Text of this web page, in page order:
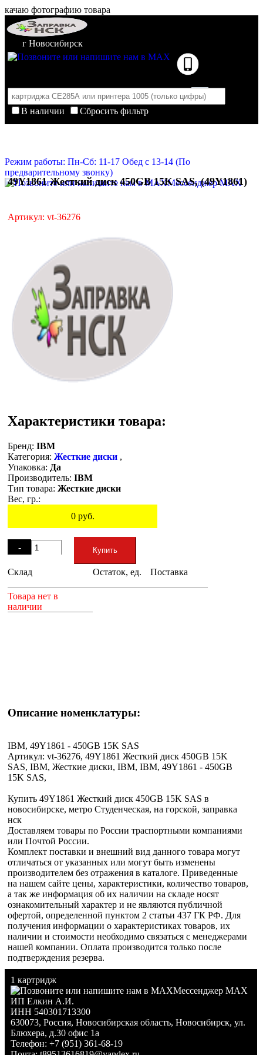
качаю фотографию товара
г Новосибирск
В наличии
Сбросить фильтр
Корзина пуста
Режим работы: Пн-Сб: 11-17 Обед с 13-14 (По
предварительному звонку)
Мессенджер MAX
49Y1861 Жесткий диск 450GB 15K SAS, (49Y1861)
Артикул: vt-36276
Характеристики товара:
Бренд: IBM
Категория: Жесткие диски ,
Упаковка: Да
Производитель: IBM
Тип товара: Жесткие диски
Вес, гр.:
0руб.
-
+
Купить
Склад Остаток, ед. Поставка
Товара нет в
наличии
Описание номенклатуры:
IBM, 49Y1861 - 450GB 15K SAS
Артикул: vt-36276, 49Y1861 Жесткий диск 450GB 15K
SAS, IBM, Жесткие диски, IBM, IBM, 49Y1861 - 450GB
15K SAS,
Купить 49Y1861 Жесткий диск 450GB 15K SAS в
новосибирске, метро Студенческая, на горской, заправка
нск
Доставляем товары по России траспортными компаниями
или Почтой России.
Комплект поставки и внешний вид данного товара могут
отличаться от указанных или могут быть изменены
производителем без отражения в каталоге. Приведенные
на нашем сайте цены, характеристики, количество товаров,
а так же информация об их наличии на складе носят
ознакомительный характер и не являются публичной
офертой, определенной пунктом 2 статьи 437 ГК РФ. Для
получения информации о характеристиках товаров, их
наличии и стоимости необходимо связаться с менеджерами
нашей компании. Оплата производится только после
подтверждения резерва.
1 картридж
Мессенджер MAX
ИП Елкин А.И.
ИНН 540301713300
630073, Россия, Новосибирская область, Новосибирск, ул.
Блюхера, д.30 офис 1а
Телефон: +7 (951) 361-68-19